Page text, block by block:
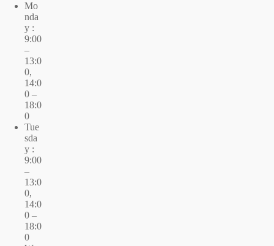
Mo
nda
y :
9:00
–
13:0
0,
14:0
0 –
18:0
0
Tue
sda
y :
9:00
–
13:0
0,
14:0
0 –
18:0
0